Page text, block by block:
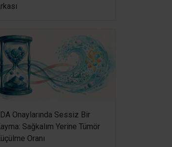
Onaylarında Sessiz Bir
Sağkalım Yerine Tümör
Oranı